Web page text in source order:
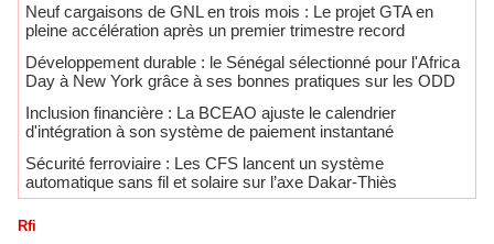
Neuf cargaisons de GNL en trois mois : Le projet GTA en
pleine accélération après un premier trimestre record
Développement durable : le Sénégal sélectionné pour l'Africa
Day à New York grâce à ses bonnes pratiques sur les ODD
​Inclusion financière : La BCEAO ajuste le calendrier
d'intégration à son système de paiement instantané
Sécurité ferroviaire : Les CFS lancent un système
automatique sans fil et solaire sur l’axe Dakar-Thiès
Rfi